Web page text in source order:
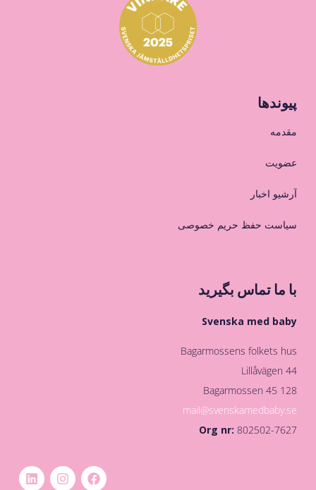
پیوندها
مقدمه
عضویت
آرشیو اخبار
سیاست حفظ حریم خصوصی
با ما تماس بگیرید
Svenska med baby
Bagarmossens folkets hus
Lillåvägen 44
128 45 Bagarmossen
mail@svenskamedbaby.se
Org nr:802502-7627